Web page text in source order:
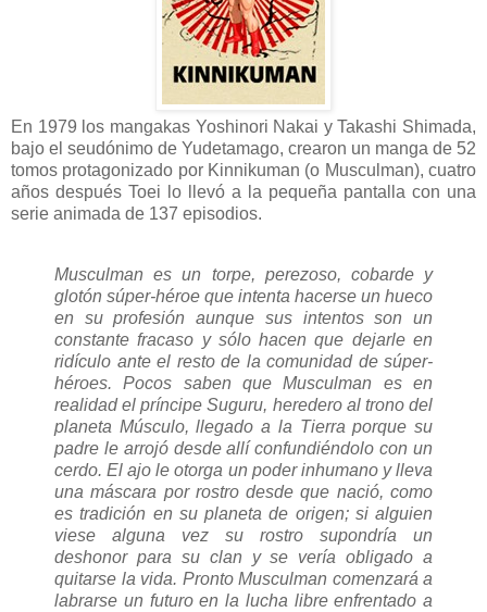
En 1979 los mangakas Yoshinori Nakai y Takashi Shimada,
bajo el seudónimo de Yudetamago, crearon un manga de 52
tomos protagonizado por Kinnikuman (o Musculman), cuatro
años después Toei lo llevó a la pequeña pantalla con una
serie animada de 137 episodios.
Musculman es un torpe, perezoso, cobarde y
glotón súper-héroe que intenta hacerse un hueco
en su profesión aunque sus intentos son un
constante fracaso y sólo hacen que dejarle en
ridículo ante el resto de la comunidad de súper-
héroes. Pocos saben que Musculman es en
realidad el príncipe Suguru, heredero al trono del
planeta Músculo, llegado a la Tierra porque su
padre le arrojó desde allí confundiéndolo con un
cerdo. El ajo le otorga un poder inhumano y lleva
una máscara por rostro desde que nació, como
es tradición en su planeta de origen; si alguien
viese alguna vez su rostro supondría un
deshonor para su clan y se vería obligado a
quitarse la vida. Pronto Musculman comenzará a
labrarse un futuro en la lucha libre enfrentado a